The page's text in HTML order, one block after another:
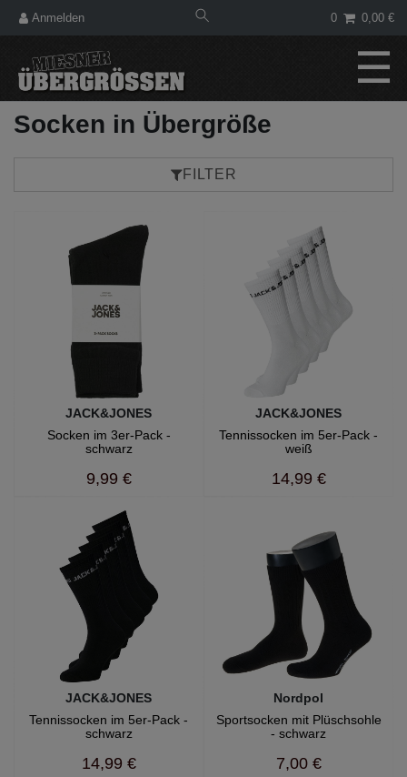
Anmelden 0 0,00 €
☰
Socken in Übergröße
FILTER
JACK&JONES
Socken im 3er-Pack -
schwarz
9,99 €
JACK&JONES
Tennissocken im 5er-Pack -
weiß
14,99 €
JACK&JONES
Tennissocken im 5er-Pack -
schwarz
14,99 €
Nordpol
Sportsocken mit Plüschsohle
- schwarz
7,00 €